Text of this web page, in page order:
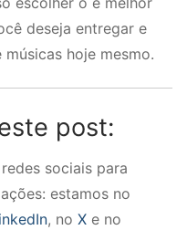
deseja entregar e
hoje mesmo.
post:
sociais para
estamos no
, no X e no